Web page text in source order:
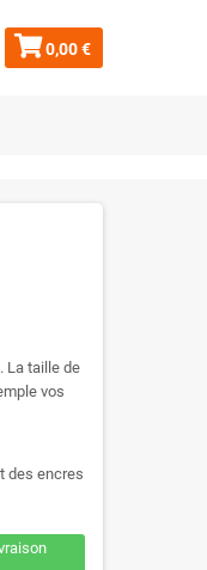
0,00 €
. La taille de
vos
des encres